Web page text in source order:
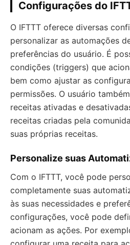
Configurações do
O IFTTT oferece diversas
personalizar as automações
preferências do usuário. É
condições (triggers) que
bem como ajustar as
permissões. O usuário
receitas ativadas e
receitas criadas pela
suas próprias receitas.
Personalize suas
Com o IFTTT, você pode
completamente suas
às suas necessidades e
configurações, você pode
acionam as ações. Por